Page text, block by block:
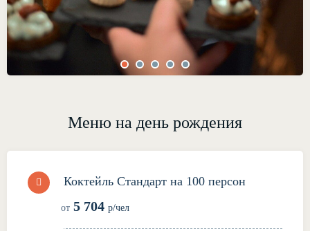
Меню на день рождения
Коктейль Стандарт на 100 персон
от 5 704 р/чел